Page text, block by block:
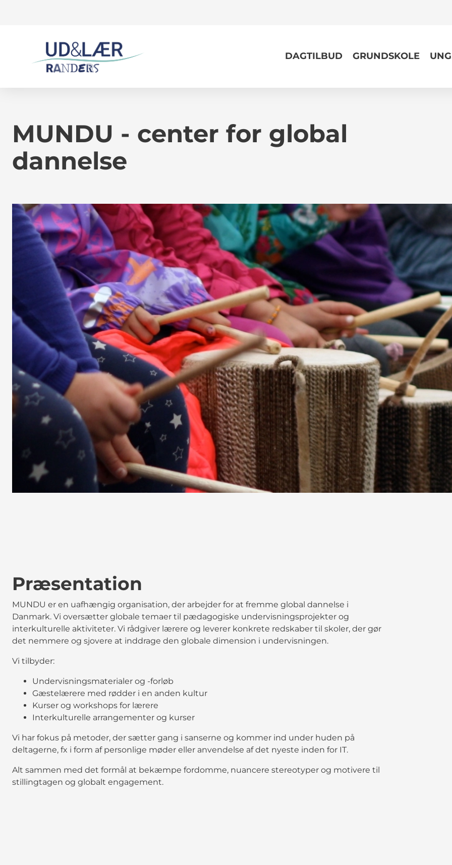
DAGTILBUD GRUNDSKOLE
MUNDU - center for global
dannelse
Præsentation
MUNDU er en uafhængig organisation, der arbejder for at fremme global dannelse i
Danmark. Vi oversætter globale temaer til pædagogiske undervisningsprojekter og
interkulturelle aktiviteter. Vi rådgiver lærere og leverer konkrete redskaber til skoler, der gør
det nemmere og sjovere at inddrage den globale dimension i undervisningen.
Vi tilbyder:
Undervisningsmaterialer og -forløb
Gæstelærere med rødder i en anden kultur
Kurser og workshops for lærere
Interkulturelle arrangementer og kurser
Vi har fokus på metoder, der sætter gang i sanserne og kommer ind under huden på
deltagerne, fx i form af personlige møder eller anvendelse af det nyeste inden for IT.
Alt sammen med det formål at bekæmpe fordomme, nuancere stereotyper og motivere til
stillingtagen og globalt engagement.